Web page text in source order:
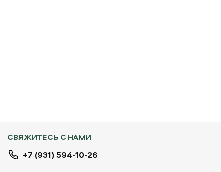
СВЯЖИТЕСЬ С НАМИ
+7 (931) 594-10-26